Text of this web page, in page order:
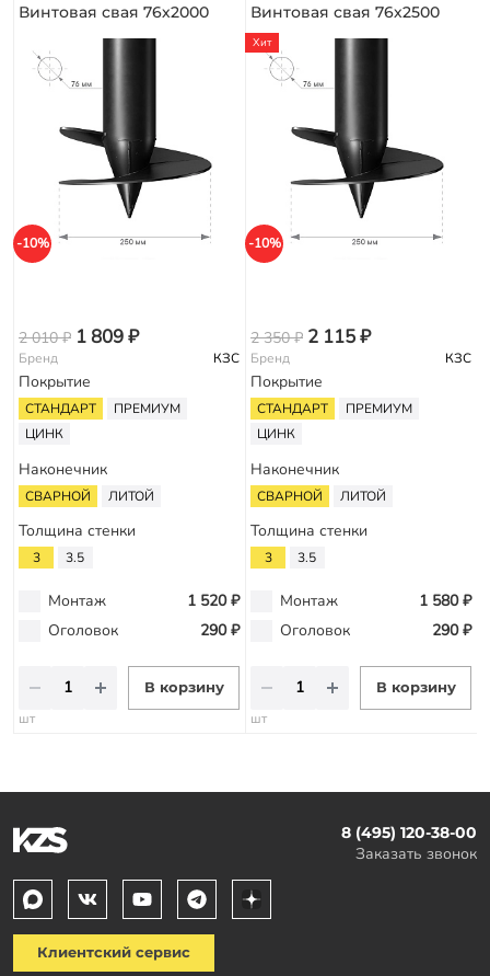
Винтовая свая 76х2000
-10%
2 010 ₽ 1 809 ₽
Бренд КЗС
Покрытие
СТАНДАРТ
ПРЕМИУМ
ЦИНК
Наконечник
СВАРНОЙ ЛИТОЙ
Толщина стенки
3 3.5
Монтаж
1 520 ₽
Оголовок
290 ₽
В корзину
шт
Винтовая свая 76х2500
-10%
Хит
2 350 ₽ 2 115 ₽
Бренд КЗС
Покрытие
СТАНДАРТ
ПРЕМИУМ
ЦИНК
Наконечник
СВАРНОЙ ЛИТОЙ
Толщина стенки
3 3.5
Монтаж
1 580 ₽
Оголовок
290 ₽
В корзину
шт
8 (495) 120-38-00
Заказать звонок
Клиентский сервис